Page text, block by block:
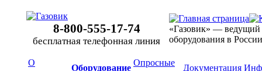
8-800-555-17-74
бесплатная телефонная линия
«Газовик» — ведущий
оборудования в России
О
Оборудование
Опросные
Документация